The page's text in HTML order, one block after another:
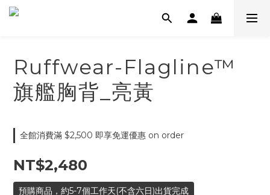
Ruffwear-Flagline™
旗艦胸背_亮黃
全館消費滿 $2,500 即享免運優惠 on order
NT$2,480
預購商品，約5-7個工作天(不含六日)出貨完成